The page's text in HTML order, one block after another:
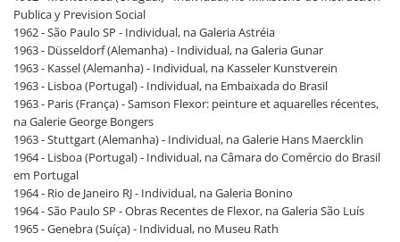
Publica y Prevision Social
1962 - São Paulo SP - Individual, na Galeria Astréia
1963 - Düsseldorf (Alemanha) - Individual, na Galeria Gunar
1963 - Kassel (Alemanha) - Individual, na Kasseler Kunstverein
1963 - Lisboa (Portugal) - Individual, na Embaixada do Brasil
1963 - Paris (França) - Samson Flexor: peinture et aquarelles récentes,
na Galerie George Bongers
1963 - Stuttgart (Alemanha) - Individual, na Galerie Hans Maercklin
1964 - Lisboa (Portugal) - Individual, na Câmara do Comércio do Brasil
em Portugal
1964 - Rio de Janeiro RJ - Individual, na Galeria Bonino
1964 - São Paulo SP - Obras Recentes de Flexor, na Galeria São Luís
1965 - Genebra (Suíça) - Individual, no Museu Rath